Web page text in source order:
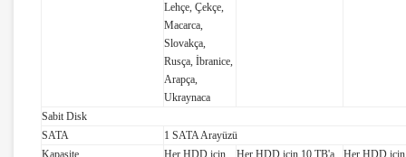
Lehçe, Çekçe,
Macarca,
Slovakça,
Rusça, İbranice,
Arapça,
Ukraynaca
Sabit Disk
SATA
1 SATA Arayüzü
Kapasite
Her HDD için Her HDD için 10 TB'a Her HDD için